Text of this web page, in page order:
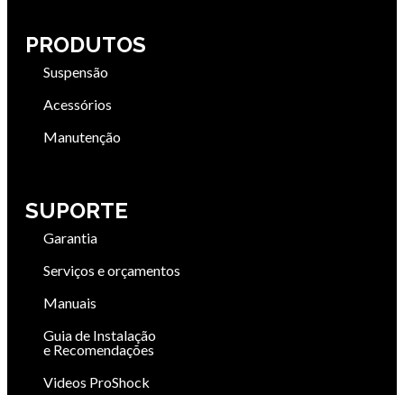
PRODUTOS
Suspensão
Acessórios
Manutenção
SUPORTE
Garantia
Serviços e orçamentos
Manuais
Guia de Instalação
e Recomendações
Videos ProShock